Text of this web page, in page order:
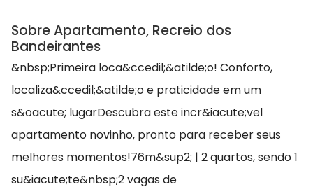
Sobre Apartamento, Recreio dos
Bandeirantes
&nbsp;Primeira loca&ccedil;&atilde;o! Conforto,
localiza&ccedil;&atilde;o e praticidade em um
s&oacute; lugarDescubra este incr&iacute;vel
apartamento novinho, pronto para receber seus
melhores momentos!76m&sup2; | 2 quartos, sendo 1
su&iacute;te&nbsp;2 vagas de